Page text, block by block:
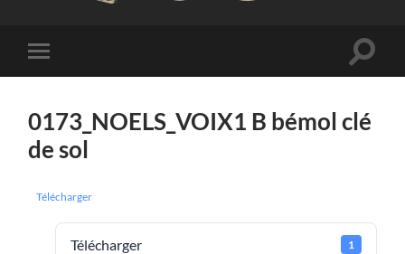
Toggle
mobile
Toggle
0173_NOELS_VOIX1 B bémol clé
de sol
Télécharger
Télécharger 1